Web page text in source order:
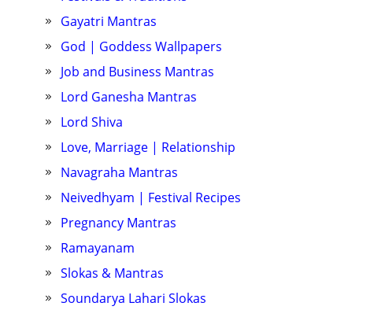
Gayatri Mantras
God | Goddess Wallpapers
Job and Business Mantras
Lord Ganesha Mantras
Lord Shiva
Love, Marriage | Relationship
Navagraha Mantras
Neivedhyam | Festival Recipes
Pregnancy Mantras
Ramayanam
Slokas & Mantras
Soundarya Lahari Slokas